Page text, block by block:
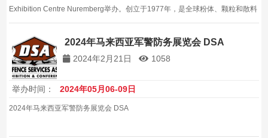
Exhibition Centre Nuremberg举办。创立于1977年，是全球粉体、颗粒和散料
处理技术与分析领域的顶级展览会。
2024年马来西亚军警防务展览会 DSA
2024年2月21日 1058
举办时间： 2024年05月06-09日
2024年马来西亚军警防务展览会 DSA